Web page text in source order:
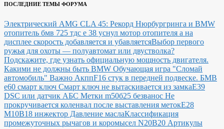
ПОСЛЕДНИЕ ТЕМЫ ФОРУМА
Электрический AMG CLA 45: Рекорд Нюрбургринга и BMW
отопитель бмв 725 тдс е 38 уснул мотор отопителя а на
дисплее скорость добавляется и убавляетсяВыбор первого
ружья для охоты — полуавтомат или двустволка?
Подскажите, где узнать официальную мощность двигателя.
Какими не должны быть BMW Обучающая игра "Сломай
автомобиль" Важно АкппF16 стук в передней подвеске. БМВ
е60 смарт ключ Смарт ключ не вытаскивается из замкаE39
DSC или датчик АБС Метки m50б25 безванос Не
прокручивается коленвал после выставления метокЕ28
М10В18 инжектор Давление маслаКлассификация
промежуточных рычагов и коромысел N20B20 Артикулы